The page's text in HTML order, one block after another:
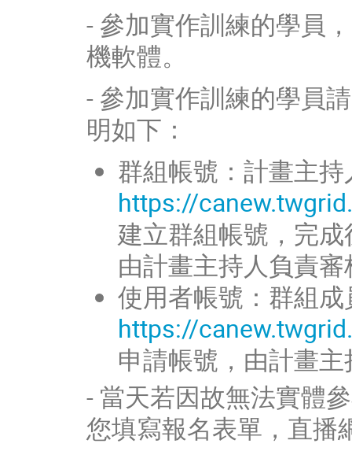
- 參加實作訓練的學員
機軟體。
- 參加實作訓練的學員
明如下：
群組帳號：計畫主
https://
建立群組帳號，完
由計畫主持人負責
使用者帳號：群組成
https://
申請帳號，由計畫
- 當天若因故無法實體
您填寫報名表單，直播